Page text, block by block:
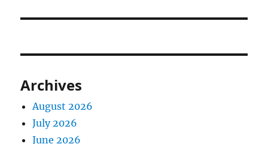
Archives
August 2026
July 2026
June 2026